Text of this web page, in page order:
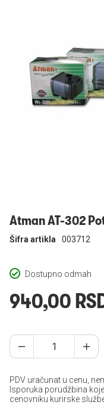
Atman AT-302
Dostupno odmah
Šifra artikla 003712
940,00
PDV uračunat u cenu,
Isporuka porudžbina
cenovniku kurirske